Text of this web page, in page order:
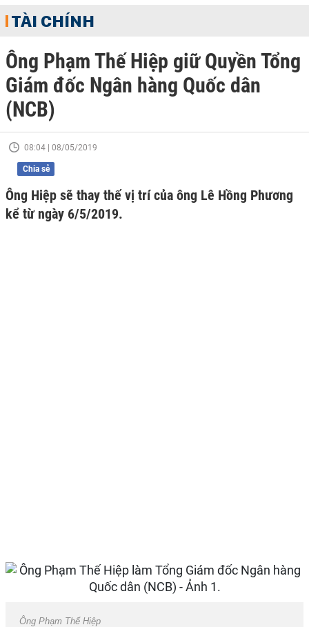
TÀI CHÍNH
Ông Phạm Thế Hiệp giữ Quyền Tổng
Giám đốc Ngân hàng Quốc dân
(NCB)
08:04 | 08/05/2019
Chia sẻ
Ông Hiệp sẽ thay thế vị trí của ông Lê Hồng Phương
kể từ ngày 6/5/2019.
Ông Phạm Thế Hiệp